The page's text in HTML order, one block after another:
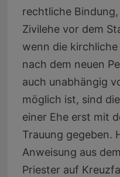
rechtliche
Zivilehe vor dem
wenn die
nach dem neuen
auch unabhängig
möglich ist, sind
einer Ehe erst mit
Trauung gegeben.
Anweisung aus
Priester auf